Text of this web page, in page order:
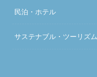
民泊・ホテル
サステナブル・ツーリズム